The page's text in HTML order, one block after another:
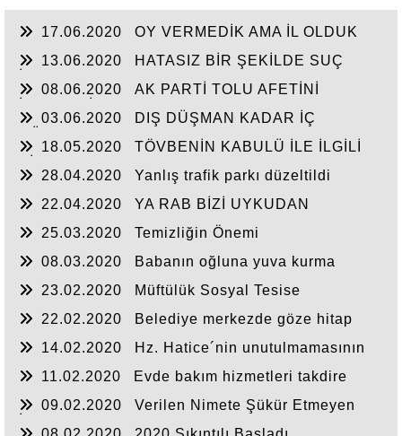
17.06.2020
OY VERMEDİK AMA İL OLDUK
13.06.2020
HATASIZ BİR ŞEKİLDE SUÇ
08.06.2020
AK PARTİ TOLU AFETİNİ
03.06.2020
DIŞ DÜŞMAN KADAR İÇ
18.05.2020
TÖVBENİN KABULÜ İLE İLGİLİ
28.04.2020
Yanlış trafik parkı düzeltildi
22.04.2020
YA RAB BİZİ UYKUDAN
25.03.2020
Temizliğin Önemi
08.03.2020
Babanın oğluna yuva kurma
23.02.2020
Müftülük Sosyal Tesise
22.02.2020
Belediye merkezde göze hitap
14.02.2020
Hz. Hatice´nin unutulmamasının
11.02.2020
Evde bakım hizmetleri takdire
09.02.2020
Verilen Nimete Şükür Etmeyen